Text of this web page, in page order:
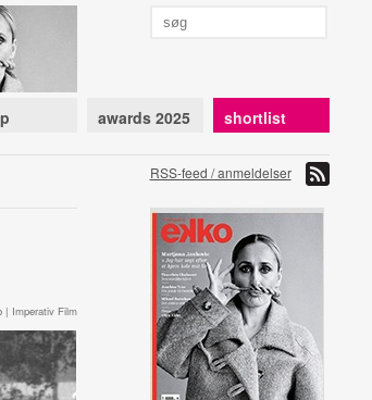
awards 2025 shortlist
RSS-feed / anmeldelser
| Imperativ Film